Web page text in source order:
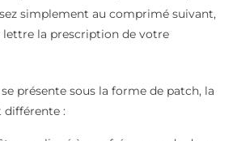
simplement au comprimé suivant,
lettre la prescription de votre
présente sous la forme de patch, la
différente :